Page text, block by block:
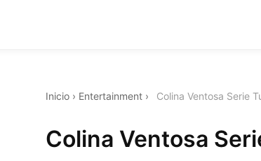
Inicio › Entertainment › Colina Ventosa Serie
Colina Ventosa